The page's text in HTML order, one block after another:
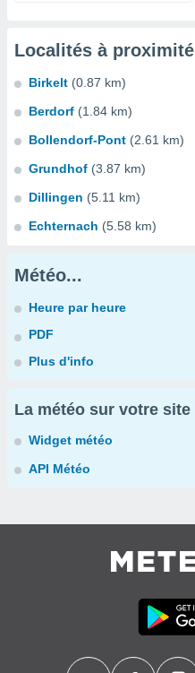
Localités à proximité
Birkelt (0.87 km)
Berdorf (1.84 km)
Bollendorf-Pont (2.61 km)
Grundhof (3.87 km)
Dillingen (5.11 km)
Echternach (5.58 km)
Météo...
Heure par heure
PDF
Plus d'info
La météo sur votre site
Widget météo
API Météo